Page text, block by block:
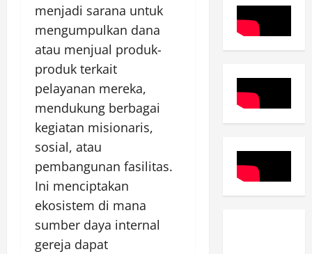
menjadi sarana untuk
mengumpulkan dana
atau menjual produk-
produk terkait
pelayanan mereka,
mendukung berbagai
kegiatan misionaris,
sosial, atau
pembangunan fasilitas.
Ini menciptakan
ekosistem di mana
sumber daya internal
gereja dapat